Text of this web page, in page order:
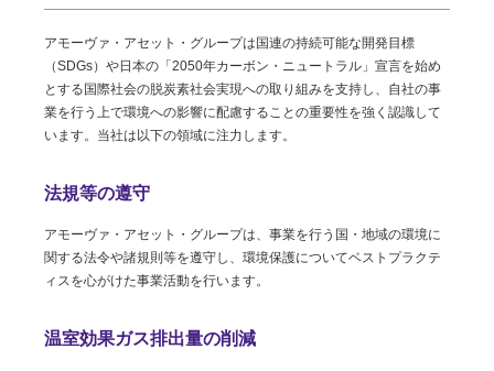
アモーヴァ・アセット・グループは国連の持続可能な開発目標
（SDGs）や日本の「2050年カーボン・ニュートラル」宣言を始め
とする国際社会の脱炭素社会実現への取り組みを支持し、自社の事
業を行う上で環境への影響に配慮することの重要性を強く認識して
います。当社は以下の領域に注力します。
法規等の遵守
アモーヴァ・アセット・グループは、事業を行う国・地域の環境に
関する法令や諸規則等を遵守し、環境保護についてベストプラクテ
ィスを心がけた事業活動を行います。
温室効果ガス排出量の削減